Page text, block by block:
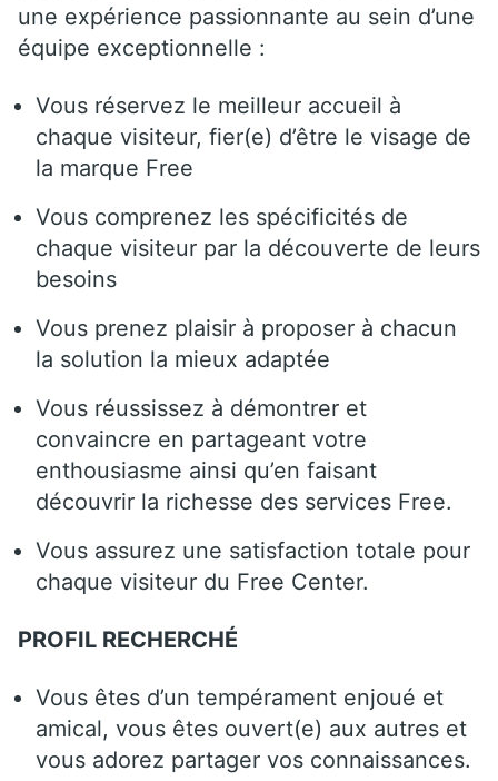
une expérience passionnante au sein d’une
équipe exceptionnelle :
Vous réservez le meilleur accueil à
chaque visiteur, fier(e) d’être le visage de
la marque Free
Vous comprenez les spécificités de
chaque visiteur par la découverte de leurs
besoins
Vous prenez plaisir à proposer à chacun
la solution la mieux adaptée
Vous réussissez à démontrer et
convaincre en partageant votre
enthousiasme ainsi qu’en faisant
découvrir la richesse des services Free.
Vous assurez une satisfaction totale pour
chaque visiteur du Free Center.
PROFIL RECHERCHÉ
Vous êtes d’un tempérament enjoué et
amical, vous êtes ouvert(e) aux autres et
vous adorez partager vos connaissances.